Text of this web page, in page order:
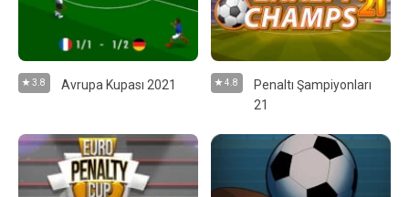
3.8 Avrupa Kupası 2021 4.8
Penaltı Şampiyonları
21